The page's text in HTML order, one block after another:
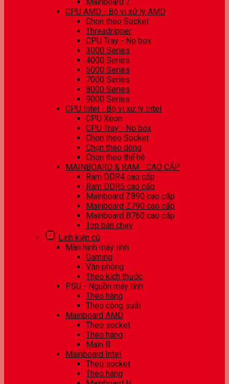
CPU AMD - Bộ vi xử lý AMD
Chọn theo Socket
Threadripper
CPU Tray - No box
3000 Series
4000 Series
5000 Series
7000 Series
8000 Series
9000 Series
CPU Intel - Bộ vi xử lý Intel
CPU Xeon
CPU Tray - No box
Chọn theo Socket
Chọn theo dòng
Chọn theo thế hệ
MAINBOARD & RAM - CAO CẤP
Ram DDR4 cao cấp
Ram DDR5 cao cấp
Mainboard Z890 cao cấp
Mainboard Z790 cao cấp
Mainboard B760 cao cấp
Top bán chạy
Linh kiện cũ
Màn hình máy tính
Gaming
Văn phòng
Theo kích thước
PSU - Nguồn máy tính
Theo hãng
Theo công suất
Mainboard AMD
Theo socket
Theo hãng
Main B
Mainboard Intel
Theo socket
Theo hãng